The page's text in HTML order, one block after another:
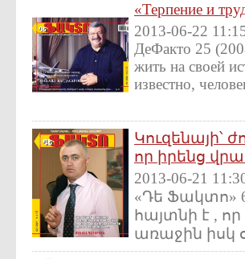
«Терпение и
2013-06-22
ДеФакто 25
жить на своей
известно,
Կուզենայի՝
որ իրենց վրա
2013-06-21
«Դե Ֆակտո»
հայտնի է ,
առաջին իսկ